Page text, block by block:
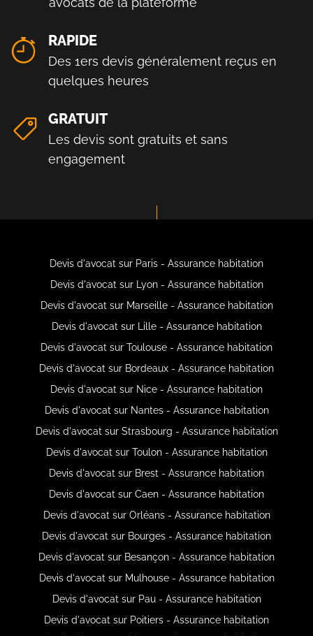
RAPIDE
Des 1ers devis généralement reçus en
quelques heures
GRATUIT
Les devis sont gratuits et sans
engagement
Devis d'avocat sur Paris - Assurance habitation
Devis d'avocat sur Lyon - Assurance habitation
Devis d'avocat sur Marseille - Assurance habitation
Devis d'avocat sur Lille - Assurance habitation
Devis d'avocat sur Toulouse - Assurance habitation
Devis d'avocat sur Bordeaux - Assurance habitation
Devis d'avocat sur Nice - Assurance habitation
Devis d'avocat sur Nantes - Assurance habitation
Devis d'avocat sur Strasbourg - Assurance habitation
Devis d'avocat sur Toulon - Assurance habitation
Devis d'avocat sur Brest - Assurance habitation
Devis d'avocat sur Caen - Assurance habitation
Devis d'avocat sur Orléans - Assurance habitation
Devis d'avocat sur Bourges - Assurance habitation
Devis d'avocat sur Besançon - Assurance habitation
Devis d'avocat sur Mulhouse - Assurance habitation
Devis d'avocat sur Pau - Assurance habitation
Devis d'avocat sur Poitiers - Assurance habitation